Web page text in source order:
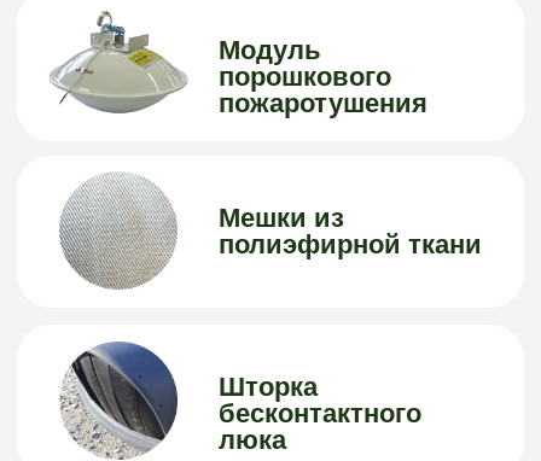
Универсальная крышка
Имеет два
мусороприемных клапана
- окно и технический люк,
"Суфлер" + откидной /
откидной.